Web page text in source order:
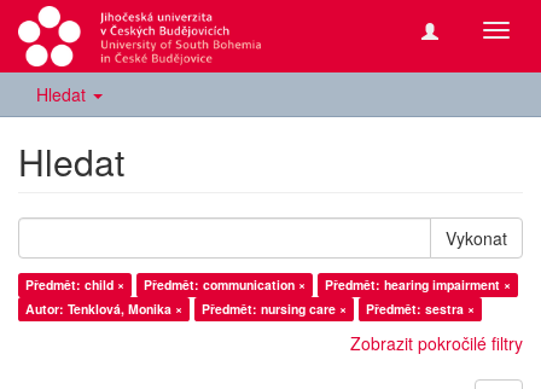
Hledat
Hledat
Vykonat
Předmět: child × Předmět: communication ×
Předmět: hearing impairment ×
Autor: Tenklová, Monika ×
Předmět: nursing care × Předmět: sestra ×
Zobrazit pokročilé filtry